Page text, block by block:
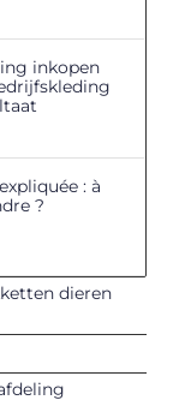
inkopen
: à
?
dieren